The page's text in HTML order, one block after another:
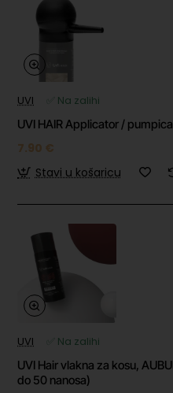
UVI
✅ Na zalihi
UVI HAIR Applicator /
7.90 €
Stavi u košaricu
UVI
✅ Na zalihi
UVI Hair vlakna za kosu,
do 50 nanosa)